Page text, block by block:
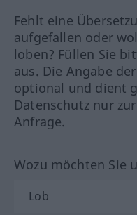
Fehlt eine
aufgefallen oder
loben? Füllen Sie
aus. Die Angabe
optional und dient
Datenschutz nur
Anfrage.
Wozu möchten Sie